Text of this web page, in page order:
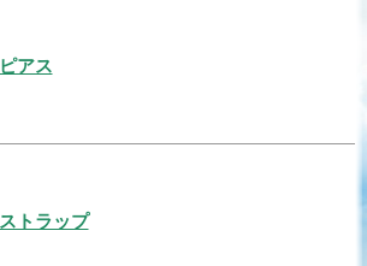
ピアス
ストラップ